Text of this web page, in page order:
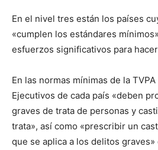
En el nivel tres están los países
«cumplen los estándares
esfuerzos significativos para
En las normas mínimas de la
Ejecutivos de cada país «deben
graves de trata de personas y
trata», así como «prescribir un
que se aplica a los delitos